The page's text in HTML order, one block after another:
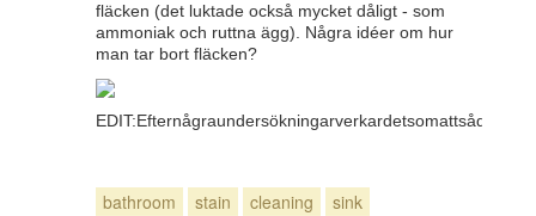
fläcken (det luktade också mycket dåligt - som
ammoniak och ruttna ägg). Några idéer om hur
man tar bort fläcken?
bathroom stain cleaning sink